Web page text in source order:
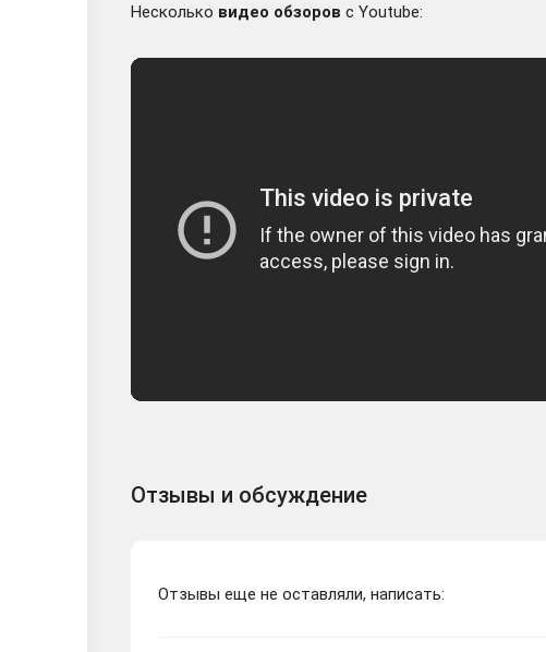
Несколько видео обзоров с Youtube:
Отзывы и обсуждение
Отзывы еще не оставляли, написать: